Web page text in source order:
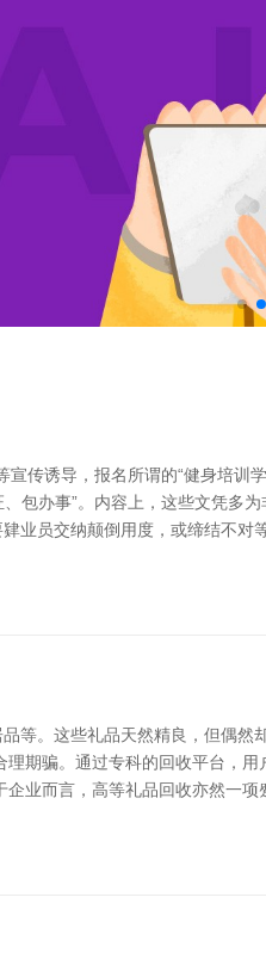
宣传诱导，报名所谓的“健身培
包办事”。内容上，这些文凭
业员交纳颠倒用度，或缔结不对
等。这些礼品天然精良，但偶
期骗。通过专科的回收平台，
业而言，高等礼品回收亦然一